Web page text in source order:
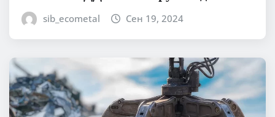
sib_ecometal Сен 19, 2024